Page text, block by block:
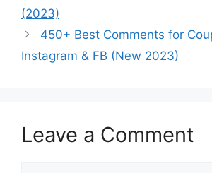
(2023)
450+ Best Comments for
Instagram & FB (New 2023)
Leave a Comment